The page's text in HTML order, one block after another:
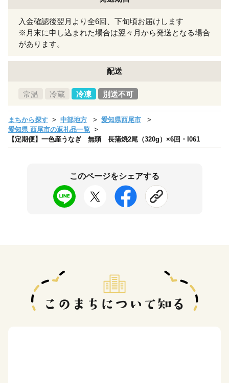
入金確認後翌月より全6回、下旬頃お届けします
※月末に申し込まれた場合は翌々月から発送となる場合
があります。
配送
常温 冷蔵 冷凍 別送不可
まちから探す 中部地方
愛知県西尾市
愛知県 西尾市の返礼品一覧
【定期便】一色産うなぎ 無頭 長蒲焼2尾（320g）×6回・I061
このページをシェアする